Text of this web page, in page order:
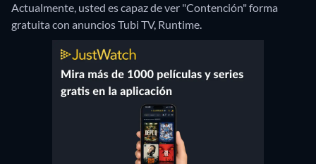
Actualmente, usted es capaz de ver "Contención" forma
gratuita con anuncios Tubi TV, Runtime.